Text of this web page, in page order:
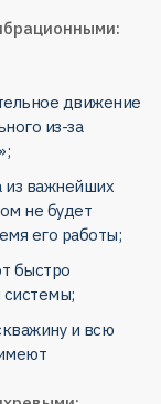
движение
из-за
важнейших
не будет
его работы;
быстро
и всю